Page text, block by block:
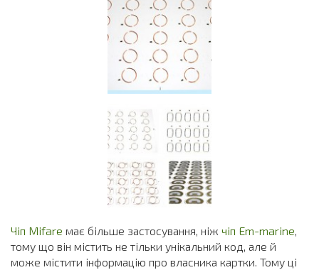
Чіп Mifare має більше застосування, ніж чіп Em-marine,
тому що він містить не тільки унікальний код, але й
може містити інформацію про власника картки. Тому ці